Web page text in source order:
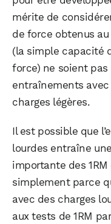
mérite de
de force obtenus
(la simple capacité
force) ne soient
entraînements
charges légères.
Il est possible que
lourdes entraîne
importante des
simplement parce
avec des charges
aux tests de 1RM